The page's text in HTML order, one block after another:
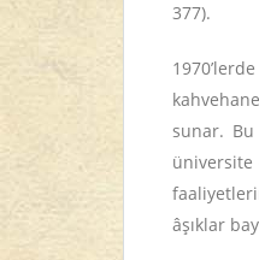
377).
sunar. Bu
üniversite
âşıklar